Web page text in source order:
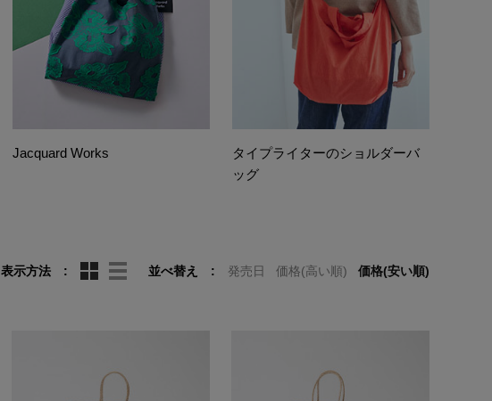
Jacquard Works
タイプライターのショルダーバ
ッグ
表示方法 並べ替え 発売日 価格(高い順) 価格(安い順)